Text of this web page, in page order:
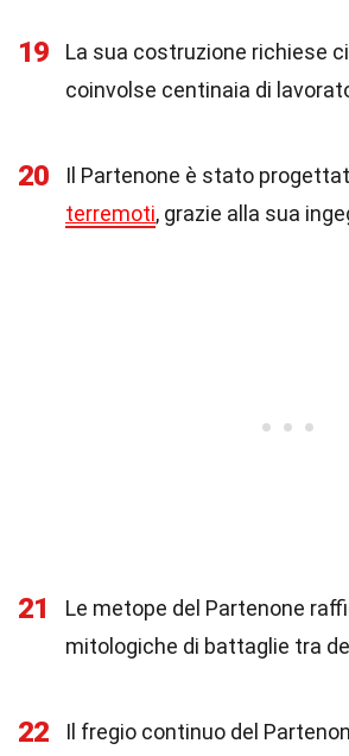
19
La sua costruzione richiese
coinvolse centinaia di
20
Il Partenone è stato
terremoti, grazie alla sua
21
Le metope del Partenone
mitologiche di battaglie tra
22
Il fregio continuo del